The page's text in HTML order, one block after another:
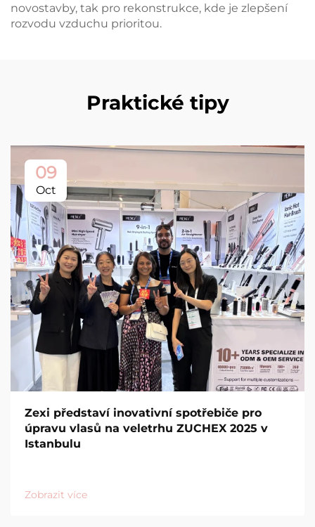
novostavby, tak pro rekonstrukce, kde je zlepšení
rozvodu vzduchu prioritou.
Praktické tipy
09
Oct
Zexi představí inovativní spotřebiče pro
úpravu vlasů na veletrhu ZUCHEX 2025 v
Istanbulu
Zobrazit více